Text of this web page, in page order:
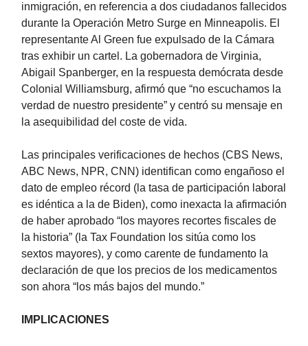
inmigración, en referencia a dos ciudadanos fallecidos
durante la Operación Metro Surge en Minneapolis. El
representante Al Green fue expulsado de la Cámara
tras exhibir un cartel. La gobernadora de Virginia,
Abigail Spanberger, en la respuesta demócrata desde
Colonial Williamsburg, afirmó que “no escuchamos la
verdad de nuestro presidente” y centró su mensaje en
la asequibilidad del coste de vida.
Las principales verificaciones de hechos (CBS News,
ABC News, NPR, CNN) identifican como engañoso el
dato de empleo récord (la tasa de participación laboral
es idéntica a la de Biden), como inexacta la afirmación
de haber aprobado “los mayores recortes fiscales de
la historia” (la Tax Foundation los sitúa como los
sextos mayores), y como carente de fundamento la
declaración de que los precios de los medicamentos
son ahora “los más bajos del mundo.”
IMPLICACIONES